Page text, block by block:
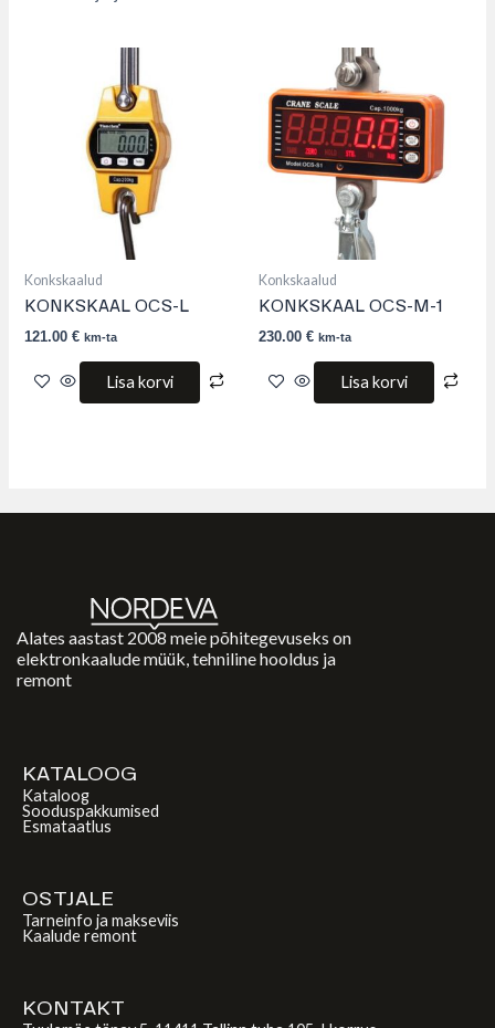
Konkskaalud
KONKSKAAL OCS-L
121.00€ km-ta
Lisa korvi
Konkskaalud
KONKSKAAL OCS-M-1
230.00 € km-ta
Lisa korvi
Alates aastast 2008 meie põhitegevuseks on
elektronkaalude müük, tehniline hooldus ja
remont
KATALOOG
Kataloog
Sooduspakkumised
Esmataatlus
OSTJALE
Tarneinfo ja makseviis
Kaalude remont
KONTAKT